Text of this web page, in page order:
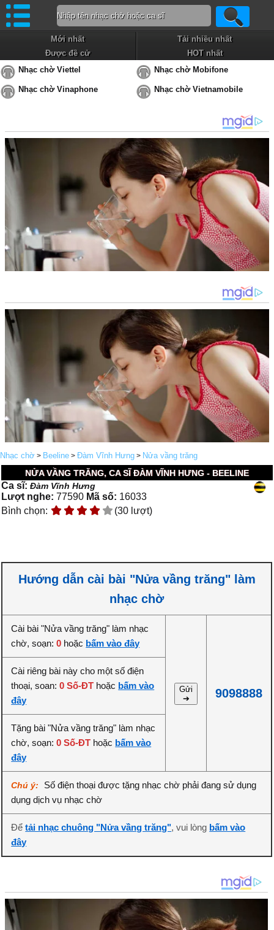
Mới nhất
Tải nhiều nhất
Được đề cử
HOT nhất
Nhạc chờ Viettel
Nhạc chờ Mobifone
Nhạc chờ Vinaphone Nhạc chờ Vietnamobile
Nhạc chờ > Beeline > Đàm Vĩnh Hưng > Nửa vầng trăng
NỬA VẦNG TRĂNG, CA SĨ ĐÀM VĨNH HƯNG - BEELINE
Ca sĩ:Đàm Vĩnh Hưng
Lượt nghe: 77590 Mã số: 16033
Bình chọn:
(30 lượt)
Hướng dẫn cài bài "Nửa vầng trăng" làm
nhạc chờ
Cài bài "Nửa vầng trăng" làm nhạc
chờ, soạn:0 hoặc bấm vào đây
Gửi
➔
9098888
Cài riêng bài này cho một số điện
thoại, soan:0 Số-ĐT hoặc bấm vào
đây
Tặng bài "Nửa vầng trăng" làm nhạc
chờ, soạn:0 Số-ĐT hoặc bấm vào
đây
Chú ý:
Số điện thoại được tặng nhạc chờ phải đang sử dụng
dụng dịch vụ nhạc chờ
Đểtải nhạc chuông "Nửa vầng trăng", vui lòng bấm vào
đây